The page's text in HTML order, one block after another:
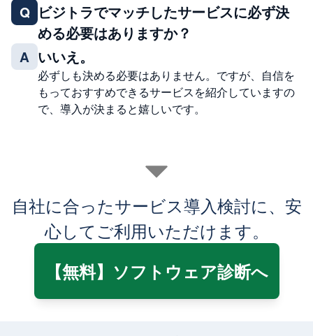
Q ビジトラでマッチしたサービスに必ず決
める必要はありますか？
A いいえ。
必ずしも決める必要はありません。ですが、自信を
もっておすすめできるサービスを紹介していますの
で、導入が決まると嬉しいです。
自社に合ったサービス導入検討に、安
心してご利用いただけます。
【無料】ソフトウェア診断へ